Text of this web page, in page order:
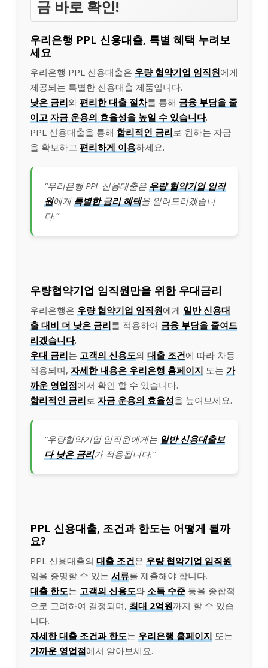
금 바로 확인!
우리은행 PPL 신용대출, 특별 혜택 누려보
세요
우리은행 PPL 신용대출은 우량 협약기업 임직원에게
제공되는 특별한 신용대출 제품입니다.
낮은 금리와 편리한 대출 절차를 통해 금융 부담을 줄
이고 자금 운용의 효율성을 높일 수 있습니다.
PPL 신용대출을 통해 합리적인 금리로 원하는 자금
을 확보하고 편리하게 이용하세요.
“우리은행 PPL 신용대출은 우량 협약기업 임직
원에게 특별한 금리 혜택을 알려드리겠습니
다.”
우량협약기업 임직원만을 위한 우대금리
우리은행은 우량 협약기업 임직원에게 일반 신용대
출 대비 더 낮은 금리를 적용하여 금융 부담을 줄여드
리겠습니다.
우대 금리는 고객의 신용도와 대출 조건에 따라 차등
적용되며, 자세한 내용은 우리은행 홈페이지 또는 가
까운 영업점에서 확인 할 수 있습니다.
합리적인 금리로 자금 운용의 효율성을 높여보세요.
“우량협약기업 임직원에게는 일반 신용대출보
다 낮은 금리가 적용됩니다.”
PPL 신용대출, 조건과 한도는 어떻게 될까
요?
PPL 신용대출의 대출 조건은 우량 협약기업 임직원
임을 증명할 수 있는 서류를 제출해야 합니다.
대출 한도는 고객의 신용도와 소득 수준 등을 종합적
으로 고려하여 결정되며, 최대 2억원까지 할 수 있습
니다.
자세한 대출 조건과 한도는 우리은행 홈페이지 또는
가까운 영업점에서 알아보세요.